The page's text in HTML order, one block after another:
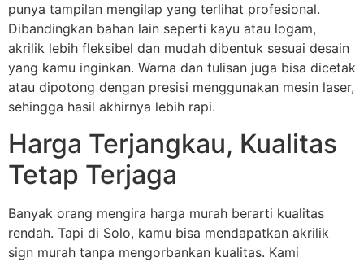
punya tampilan mengilap yang terlihat profesional.
Dibandingkan bahan lain seperti kayu atau logam,
akrilik lebih fleksibel dan mudah dibentuk sesuai desain
yang kamu inginkan. Warna dan tulisan juga bisa dicetak
atau dipotong dengan presisi menggunakan mesin laser,
sehingga hasil akhirnya lebih rapi.
Harga Terjangkau, Kualitas
Tetap Terjaga
Banyak orang mengira harga murah berarti kualitas
rendah. Tapi di Solo, kamu bisa mendapatkan akrilik
sign murah tanpa mengorbankan kualitas. Kami